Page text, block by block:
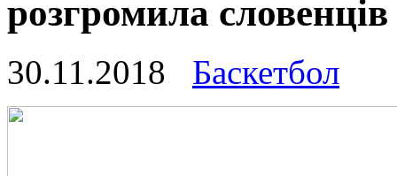
розгромила словенців
30.11.2018 Баскетбол